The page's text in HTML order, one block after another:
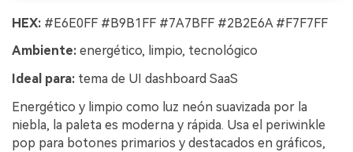
HEX: #E6E0FF #B9B1FF #7A7BFF #2B2E6A #F7F7FF
Ambiente: energético, limpio, tecnológico
Ideal para: tema de UI dashboard SaaS
Energético y limpio como luz neón suavizada por la
niebla, la paleta es moderna y rápida. Usa el periwinkle
pop para botones primarios y destacados en gráficos,